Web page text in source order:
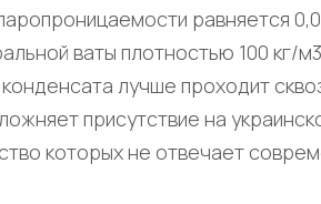
равняется
ваты плотностью 100
конденсата лучше проходит
присутствие на
которых не отвечает